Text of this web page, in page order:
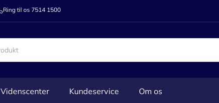
Ring til os 7514 1500
Videnscenter Kundeservice Om os